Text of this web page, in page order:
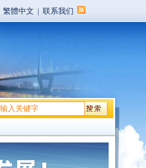
繁體中文 | 联系我们